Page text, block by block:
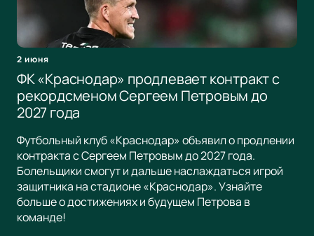
2 июня
ФК «Краснодар» продлевает контракт с
рекордсменом Сергеем Петровым до
2027 года
Футбольный клуб «Краснодар» объявил о продлении
контракта с Сергеем Петровым до 2027 года.
Болельщики смогут и дальше наслаждаться игрой
защитника на стадионе «Краснодар». Узнайте
больше о достижениях и будущем Петрова в
команде!